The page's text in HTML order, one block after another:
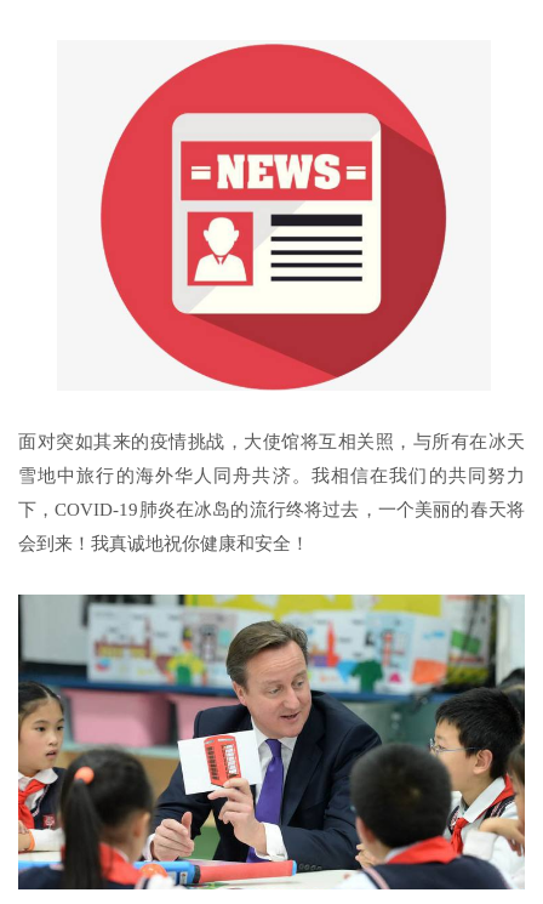
面对突如其来的疫情挑战，大使馆将互相关照，与所有在冰天
雪地中旅行的海外华人同舟共济。我相信在我们的共同努力
下，COVID-19肺炎在冰岛的流行终将过去，一个美丽的春天将
会到来！我真诚地祝你健康和安全！